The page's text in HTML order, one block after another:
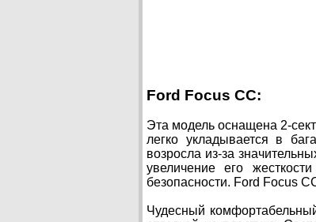
Ford Focus CC:
Эта модель оснащена 2-
легко укладывается в
возросла из-за
увеличение его
безопасности. Ford Focus
Чудесный